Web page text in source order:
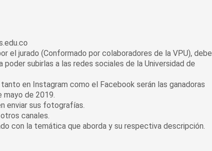
el jurado (Conformado por colaboradores de la VPU), debe
subirlas a las redes sociales de la Universidad de
en Instagram como el Facebook serán las ganadoras
mayo de 2019.
enviar sus fotografías.
canales.
con la temática que aborda y su respectiva descripción.